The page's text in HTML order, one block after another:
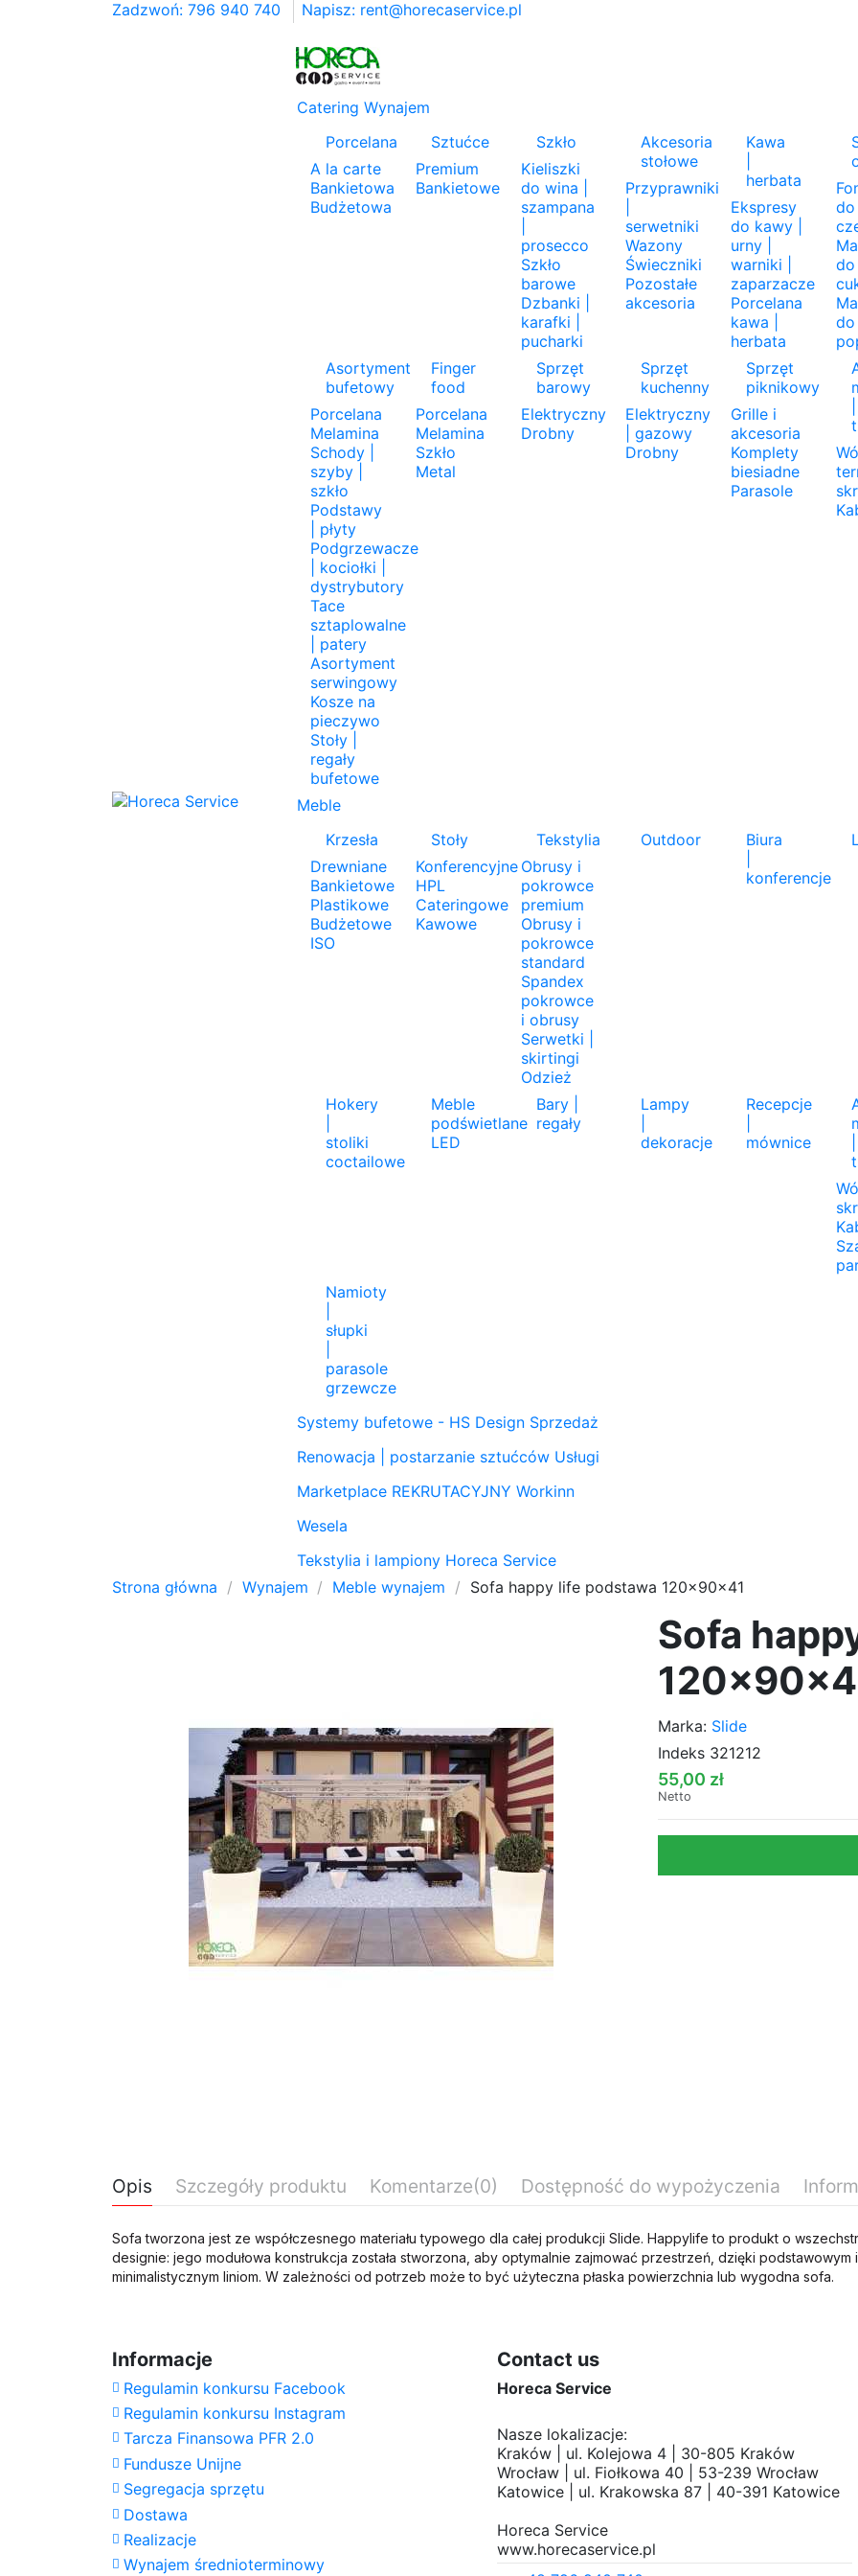
Zadzwoń: 796 940 740 Napisz: rent@horecaservice.pl
Catering Wynajem
Porcelana
A la carte
Bankietowa
Budżetowa
Sztućce
Premium
Bankietowe
Szkło
Kieliszki
do wina |
szampana
prosecco
Szkło
barowe
Dzbanki |
karafki |
pucharki
Akcesoria
stołowe
Przyprawniki
serwetniki
Wazony
Świeczniki
Pozostałe
akcesoria
Kawa
herbata
Ekspresy
do kawy |
urny |
warniki |
zaparzacze
Porcelana
kawa |
herbata
do
do
Asortyment
bufetowy
Porcelana
Melamina
Schody |
szyby |
szkło
Podstawy
| płyty
Podgrzewacze
| kociołki |
dystrybutory
Tace
sztaplowalne
| patery
Asortyment
serwingowy
Kosze na
pieczywo
Stoły |
regały
bufetowe
Finger
food
Porcelana
Melamina
Szkło
Metal
Sprzęt
barowy
Elektryczny
Drobny
Sprzęt
kuchenny
Elektryczny
| gazowy
Drobny
Sprzęt
piknikowy
Grille i
akcesoria
Komplety
biesiadne
Parasole
Meble
Krzesła
Drewniane
Bankietowe
Plastikowe
Budżetowe
ISO
Stoły
Konferencyjne
HPL
Cateringowe
Kawowe
Tekstylia
Obrusy i
pokrowce
premium
Obrusy i
pokrowce
standard
Spandex
pokrowce
i obrusy
Serwetki |
skirtingi
Odzież
Outdoor
Biura
konferencje
Hokery
stoliki
coctailowe
Meble
podświetlane
LED
Bary |
regały
Lampy
dekoracje
Recepcje
mównice
Namioty
słupki
parasole
grzewcze
Systemy bufetowe - HS Design Sprzedaż
Renowacja | postarzanie sztućców Usługi
Marketplace REKRUTACYJNY Workinn
Wesela
Tekstylia i lampiony Horeca Service
Strona główna Wynajem Meble wynajem Sofa happy life podstawa 120x90x41
Sofa
Marka: Slide
Indeks 321212
55,00 zł
Netto
Opis Szczegóły produktu Komentarze(0) Dostępność do wypożyczenia
Sofa tworzona jest ze współczesnego materiału typowego dla całej produkcji Slide. Happylife to produkt o
designie: jego modułowa konstrukcja została stworzona, aby optymalnie zajmować przestrzeń, dzięki podstawowym i
minimalistycznym liniom. W zależności od potrzeb może to być użyteczna płaska powierzchnia lub wygodna sofa.
Szerokość
Wysokość
Daily Rate (exc.) Standard Daily Rate
Informacje
Regulamin konkursu Facebook
Regulamin konkursu Instagram
Tarcza Finansowa PFR 2.0
Fundusze Unijne
Segregacja sprzętu
Dostawa
Realizacje
Wynajem średnioterminowy
Contact us
Horeca Service
Nasze lokalizacje:
Kraków | ul. Kolejowa 4 | 30-805 Kraków
Wrocław | ul. Fiołkowa 40 | 53-239 Wrocław
Katowice | ul. Krakowska 87 | 40-391 Katowice
Horeca Service
www.horecaservice.pl